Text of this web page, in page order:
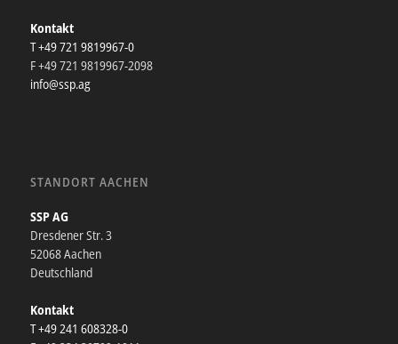
Kontakt
T +49 721 9819967-0
F +49 721 9819967-2098
info@ssp.ag
STANDORT AACHEN
SSP AG
Dresdener Str. 3
52068 Aachen
Deutschland
Kontakt
T +49 241 608328-0